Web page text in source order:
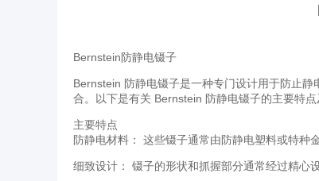
Bernstein防静电镊子
Bernstein 防静电镊子是一种专门设计用于防止
合。以下是有关 Bernstein 防静电镊子的主要特点
主要特点
防静电材料： 这些镊子通常由防静电塑料或特种
细致设计： 镊子的形状和抓握部分通常经过精心